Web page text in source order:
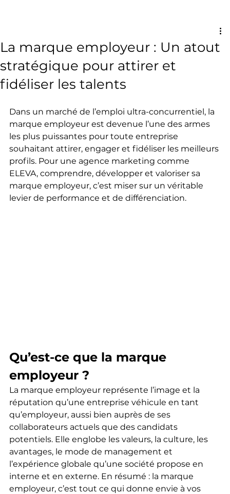
La marque employeur : Un atout
stratégique pour attirer et
fidéliser les talents
Dans un marché de l’emploi ultra-concurrentiel, la
marque employeur est devenue l’une des armes
les plus puissantes pour toute entreprise
souhaitant attirer, engager et fidéliser les meilleurs
profils. Pour une agence marketing comme
ELEVA, comprendre, développer et valoriser sa
marque employeur, c’est miser sur un véritable
levier de performance et de différenciation.
Qu’est-ce que la marque
employeur ?
La marque employeur représente l’image et la
réputation qu’une entreprise véhicule en tant
qu’employeur, aussi bien auprès de ses
collaborateurs actuels que des candidats
potentiels. Elle englobe les valeurs, la culture, les
avantages, le mode de management et
l’expérience globale qu’une société propose en
interne et en externe. En résumé : la marque
employeur, c’est tout ce qui donne envie à vos